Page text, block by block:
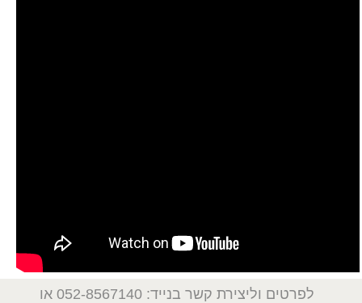
לפרטים וליצירת קשר בנייד: 052-8567140
או